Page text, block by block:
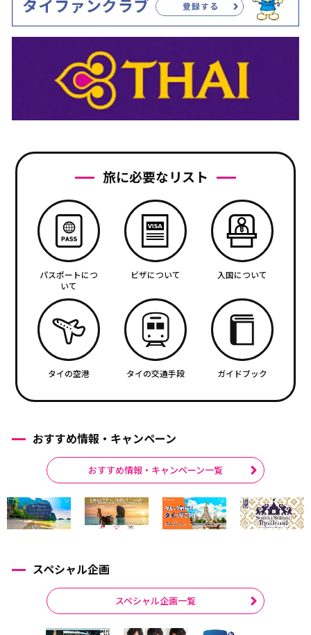
旅に必要なリスト
パスポートにつ
いて
ビザについて 入国について
タイの空港 タイの交通手段 ガイドブック
おすすめ情報・キャンペーン
おすすめ情報・キャンペーン一覧
スペシャル企画
スペシャル企画一覧